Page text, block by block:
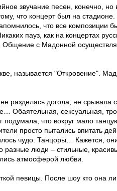
звучание песен, конечно, но
что концерт был на
что все композиции
пауз, как на концертах
Общение с Мадонной
называется "Откровение".
разделась догола, не срывала
Обаятельная, сексуальная,
подумала, что вокруг мало
просто пытались впитать
чудо. Танцоры… Кажется,
разные люди – стильные,
атмосферой любви.
певицы. После шоу кто она